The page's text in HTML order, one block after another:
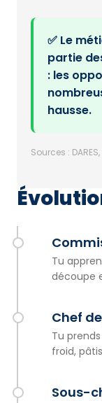
✅ Le
partie
: les
hausse.
Sources :
Tu
découpe
Chef
Tu
froid,
Sous-